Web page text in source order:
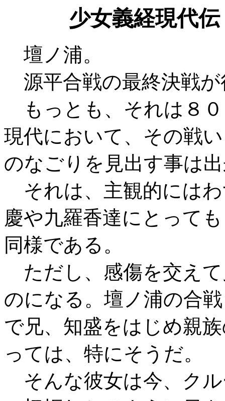
少女義経現代伝
壇ノ浦。
源平合戦の最終決戦
もっとも、それは８
現代において、その戦い
のなごりを見出す事は
それは、主観的には
慶や九羅香達にとっても
同様である。
ただし、感傷を交え
のになる。壇ノ浦の合戦
で兄、知盛をはじめ親
っては、特にそうだ。
そんな彼女は今、ク